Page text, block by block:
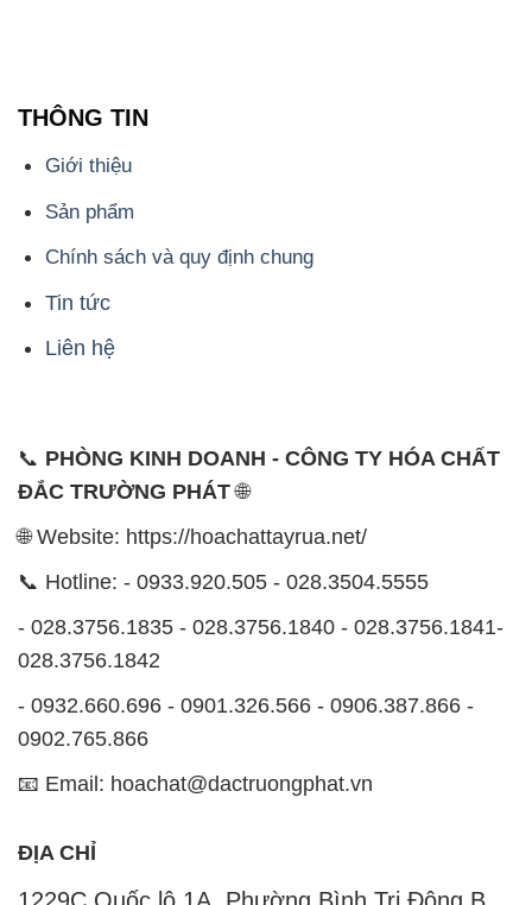
THÔNG TIN
Giới thiệu
Sản phẩm
Chính sách và quy định chung
Tin tức
Liên hệ
📞 PHÒNG KINH DOANH - CÔNG TY HÓA CHẤT
ĐẮC TRƯỜNG PHÁT🌐
🌐 Website: https://hoachattayrua.net/
📞 Hotline: - 0933.920.505 - 028.3504.5555
- 028.3756.1835 - 028.3756.1840 - 028.3756.1841-
028.3756.1842
- 0932.660.696 - 0901.326.566 - 0906.387.866 -
0902.765.866
📧 Email: hoachat@dactruongphat.vn
ĐỊA CHỈ